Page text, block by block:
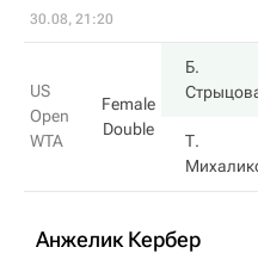
30.08, 21:20
US
Open
WTA
Female
Double
Б.
Т.
Анжелик Кербер